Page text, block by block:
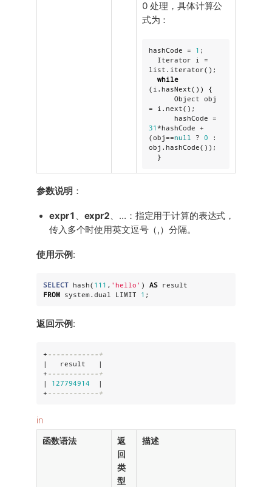
0 处理，具体计算公
式为：
hashCode = 1 ;
Iterator i =
list.iterator();
while
(i.hasNext()) {
Object obj
= i.next();
31*hashCode +
(obj==null ? 0 :
obj.hashCode());
  }
参数说明 ：
expr1 、 expr2、…​：指定用于计算的表达式，
传入多个时使用英文逗号（,）分隔。
使用示例 :
SELECT hash( 111 , 'hello ' ) AS
FROM system.dual LIMIT 1 ;
返回示例 :
+ ------------+
|   result   |
+ ------------+
| 127794914
  |
+ ------------+
in
函数语法
返
回
类
型
描述